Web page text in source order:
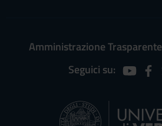
Amministrazione Trasparente
Seguici su: